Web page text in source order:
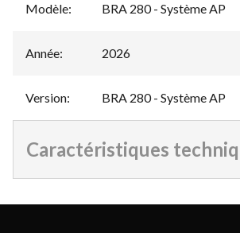
Modèle: BRA 280 - Système AP
Année: 2026
Version: BRA 280 - Système AP
Caractéristiques